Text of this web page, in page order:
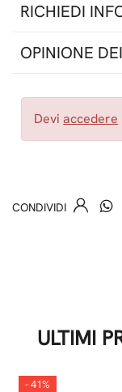
RICHIEDI
OPINIONE
Deviaccedere
CONDIVIDI
ULTIMI
- 41%